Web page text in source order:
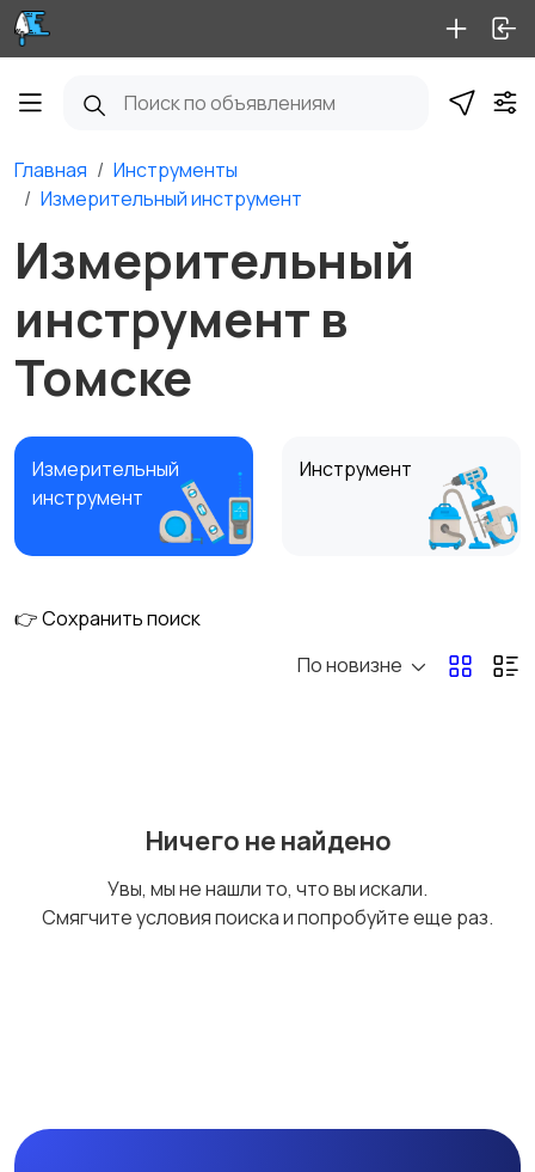
Главная
Инструменты
Измерительный инструмент
Измерительный
инструмент в
Томске
Измерительный
инструмент
Инструмент
👉 Сохранить поиск
По новизне
Ничего не найдено
Увы, мы не нашли то, что вы искали.
Смягчите условия поиска и попробуйте еще раз.